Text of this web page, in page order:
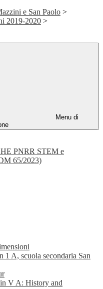
e San Paolo >
2019-2020 >
Menu di
PNRR STEM e
65/2023)
1 A, scuola secondaria San
V A: History and